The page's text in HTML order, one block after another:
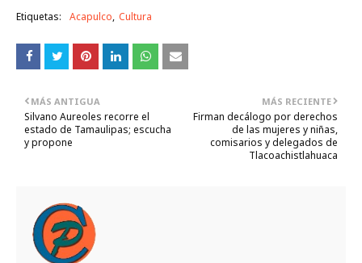
Etiquetas: Acapulco Cultura
MÁS RECIENTE
Firman decálogo por derechos
de las mujeres y niñas,
comisarios y delegados de
Tlacoachistlahuaca
MÁS ANTIGUA
Silvano Aureoles recorre el
estado de Tamaulipas; escucha
y propone